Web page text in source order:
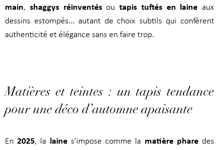
main, shaggys réinventés ou tapis tuftés en laine aux
dessins estompés… autant de choix subtils qui confèrent
authenticité et élégance sans en faire trop.
Matières et teintes : un tapis tendance
pour une déco d’automne apaisante
En2025, la laines’impose comme la matière phare des